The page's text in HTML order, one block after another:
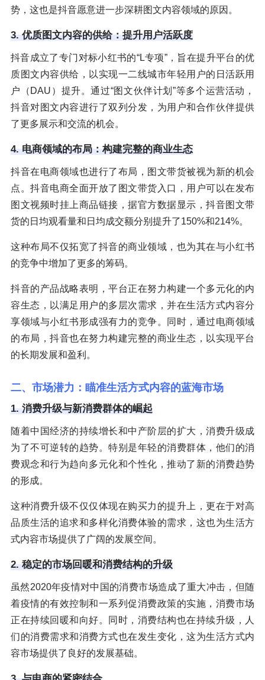
势，这也是抖音愿意进一步深耕图文内容领域的原因。
3. 优质图文内容的供给：提升用户活跃度
抖音成立了专门对标小红书的“L专项”，旨在提升平台的优
质图文内容供给，以实现一二线城市年轻用户的日活跃用
户（DAU）提升。通过“图文伙伴计划”等多个运营活动，
抖音对图文内容进行了双列分发，为用户和合作伙伴提供
了更多展示和交流的机会。
4. 电商领域的布局：构建完整的商业生态
抖音在电商领域也进行了布局，图文带货被视为新的机会
点。抖音电商全面开放了图文带货入口，用户可以在发布
图文视频时挂上商品链接，据官方数据显示，抖音图文带
货的日均观看量和日均成交额分别提升了150%和214%。
这种布局不仅拓宽了抖音的商业领域，也为其在与小红书
的竞争中增加了更多的筹码。
抖音的产品战略表明，平台正在努力构建一个多元化的内
容生态，以满足用户的多层次需求，并在生活方式内容分
享领域与小红书形成强有力的竞争。同时，通过电商领域
的布局，抖音也在努力构建完整的商业生态，以实现平台
的长期发展和盈利。
二、市场潜力：瞄准生活方式内容的蓝海市场
1. 消费升级与新消费群体的崛起
随着中国经济的持续增长和中产阶层的扩大，消费升级成
为了不可逆转的趋势。特别是年轻的消费群体，他们的消
费观念和行为趋向多元化和个性化，推动了新的消费趋势
的形成。
这种消费升级不仅仅体现在购买力的提升上，更在于对高
品质生活的追求和多样化消费体验的需求，这也为生活方
式内容市场提供了广阔的发展空间。
2. 稳定的市场回暖和消费结构的升级
虽然2020年疫情对中国的消费市场造成了重大冲击，但随
着疫情的有效控制和一系列促消费政策的实施，消费市场
正在持续回暖和向好。同时，消费结构也在持续升级，人
们的消费需求和消费方式也在发生变化，这为生活方式内
容市场提供了良好的发展基础。